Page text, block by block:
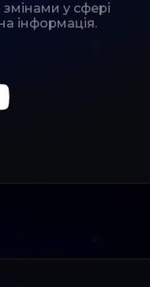
у сфері
інформація.